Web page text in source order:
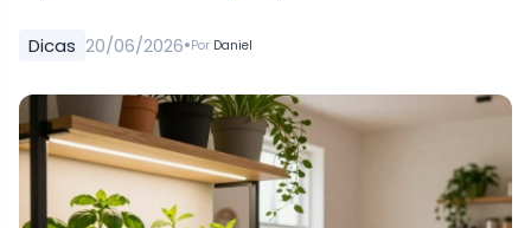
Dicas 20/06/2026•Por Daniel